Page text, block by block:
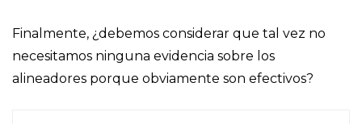
Finalmente, ¿debemos considerar que tal vez no
necesitamos ninguna evidencia sobre los
alineadores porque obviamente son efectivos?